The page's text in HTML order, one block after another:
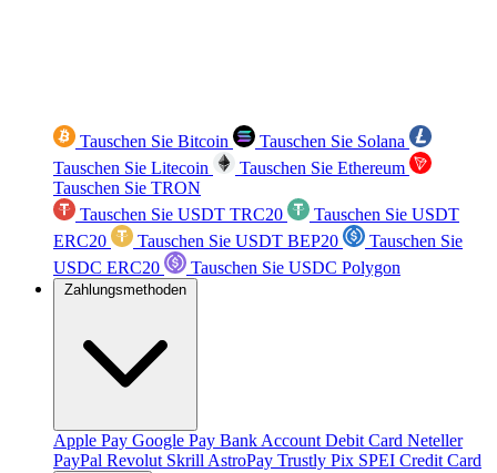
Tauschen Sie Bitcoin
Tauschen Sie Solana
Tauschen Sie Litecoin
Tauschen Sie Ethereum
Tauschen Sie TRON
Tauschen Sie USDT TRC20
Tauschen Sie USDT
ERC20
Tauschen Sie USDT BEP20
Tauschen Sie
USDC ERC20
Tauschen Sie USDC Polygon
Zahlungsmethoden
Apple Pay Google Pay Bank Account Debit Card Neteller
PayPal Revolut Skrill AstroPay Trustly Pix SPEI Credit Card